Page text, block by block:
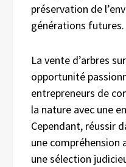
préservation de
générations futures.
La vente d’arbres
opportunité
entrepreneurs de
la nature avec une
Cependant, réussir
une compréhension
une sélection